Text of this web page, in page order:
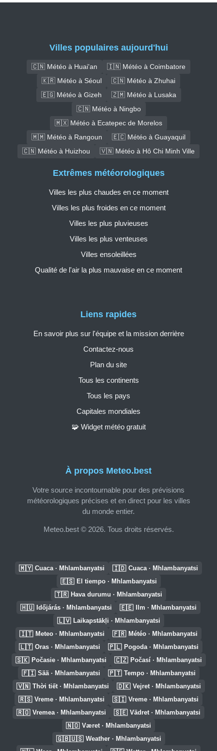
Villes populaires aujourd'hui
🇨🇳 Météo à Huai'an
🇮🇳 Météo à Coimbatore
🇰🇷 Météo à Séoul
🇨🇳 Météo à Zhuhai
🇪🇬 Météo à Gizeh
🇿🇲 Météo à Lusaka
🇨🇳 Météo à Ningbo
🇲🇽 Météo à Ecatepec de Morelos
🇲🇲 Météo à Rangoun
🇪🇨 Météo à Guayaquil
🇨🇳 Météo à Huizhou
🇻🇳 Météo à Hô Chi Minh Ville
À propos Meteo.best
Votre source incontournable pour des prévisions
météorologiques précises et en direct pour les villes
du monde entier.
Meteo.best © 2026. Tous droits réservés.
Liens rapides
En savoir plus sur l'équipe et la mission derrière
Contactez-nous
Plan du site
Tous les continents
Tous les pays
Capitales mondiales
🧩 Widget météo gratuit
Extrêmes météorologiques
Villes les plus chaudes en ce moment
Villes les plus froides en ce moment
Villes les plus pluvieuses
Villes les plus venteuses
Villes ensoleillées
Qualité de l'air la plus mauvaise en ce moment
🇲🇾 Cuaca · Mhlambanyatsi 🇮🇩 Cuaca · Mhlambanyatsi
🇪🇸 El tiempo · Mhlambanyatsi
🇹🇷 Hava durumu · Mhlambanyatsi
🇭🇺 Időjárás · Mhlambanyatsi 🇪🇪 Ilm · Mhlambanyatsi
🇱🇻 Laikapstākļi · Mhlambanyatsi
🇮🇹 Meteo · Mhlambanyatsi 🇫🇷 Météo · Mhlambanyatsi
🇱🇹 Oras · Mhlambanyatsi 🇵🇱 Pogoda · Mhlambanyatsi
🇸🇰 Počasie · Mhlambanyatsi 🇨🇿 Počasí · Mhlambanyatsi
🇫🇮 Sää · Mhlambanyatsi 🇵🇹 Tempo · Mhlambanyatsi
🇻🇳 Thời tiết · Mhlambanyatsi 🇩🇰 Vejret · Mhlambanyatsi
🇷🇸 Vreme · Mhlambanyatsi 🇸🇮 Vreme · Mhlambanyatsi
🇷🇴 Vremea · Mhlambanyatsi 🇸🇪 Vädret · Mhlambanyatsi
🇳🇴 Været · Mhlambanyatsi
🇬🇧🇺🇸 Weather · Mhlambanyatsi